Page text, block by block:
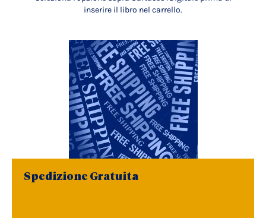
inserire il libro nel carrello.
Spedizione Gratuita